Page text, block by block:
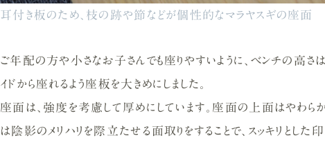
耳付き板のため、枝の跡や節などが個性的なマラヤスギの座面
ご年配の方や小さなお子さんでも座りやすいように、ベンチの高さ
イドから座れるよう座板を大きめにしました。
座面は、強度を考慮して厚めにしています。座面の上面はやわ
は陰影のメリハリを際立たせる面取りをすることで、スッキリとした印